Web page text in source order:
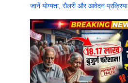
जानें योग्यता, सैलरी और आवेदन प्रक्रिया